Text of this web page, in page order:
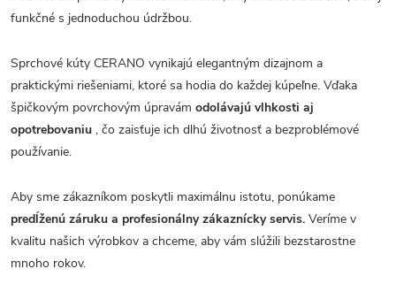
funkčné s jednoduchou údržbou.
Sprchové kúty CERANO vynikajú elegantným dizajnom a
praktickými riešeniami, ktoré sa hodia do každej kúpeľne. Vďaka
špičkovým povrchovým úpravám odolávajú vlhkosti aj
opotrebovaniu , čo zaisťuje ich dlhú životnosť a bezproblémové
používanie.
Aby sme zákazníkom poskytli maximálnu istotu, ponúkame
predĺženú záruku a profesionálny zákaznícky servis. Veríme v
kvalitu našich výrobkov a chceme, aby vám slúžili bezstarostne
mnoho rokov.